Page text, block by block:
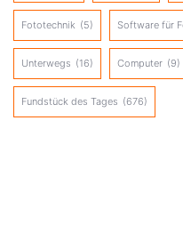
Fototechnik (5) Software für
Unterwegs (16) Computer (9)
Fundstück des Tages (676)